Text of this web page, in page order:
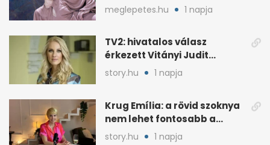
év után derült ki
meglepetes.hu 1 napja
TV2: hivatalos válasz
érkezett Vitányi Judit
további szerepéről
story.hu 1 napja
Krug Emília: a rövid szoknya
nem lehet fontosabb a
kérdéseimnél
story.hu 1 napja